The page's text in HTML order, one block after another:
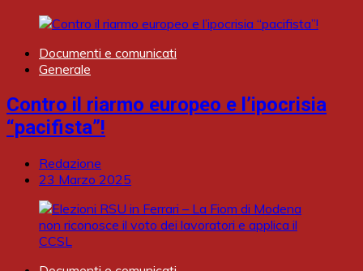
Documenti e comunicati
Generale
Contro il riarmo europeo e l’ipocrisia
“pacifista”!
Redazione
23 Marzo 2025